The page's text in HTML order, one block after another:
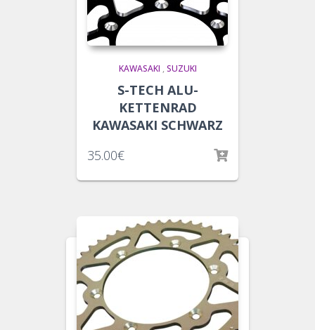
KAWASAKI , SUZUKI
S-TECH ALU-
KETTENRAD
KAWASAKI SCHWARZ
35.00€